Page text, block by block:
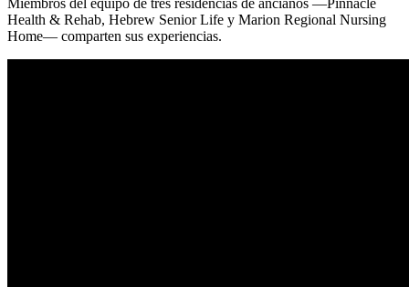
Miembros del equipo de tres residencias de ancianos —Pinnacle
Health & Rehab, Hebrew Senior Life y Marion Regional Nursing
Home— comparten sus experiencias.